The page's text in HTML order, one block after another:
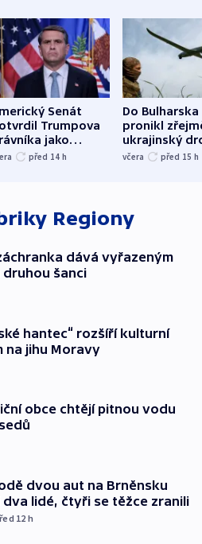
Senát
Trumpova
jako
před 14 h
Do Bulharska
pronikl
ukrajinský
explodoval
včera před 15 h
Regiony
dává vyřazeným
druhou šanci
hantec“ rozšíří kulturní
na jihu Moravy
obce chtějí pitnou vodu
dvou aut na Brněnsku
dva lidé, čtyři se těžce zranili
12 h